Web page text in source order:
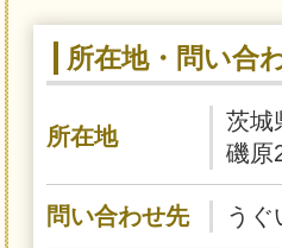
所在地・問い合
所在地
茨城
磯原
問い合わせ先 うぐ